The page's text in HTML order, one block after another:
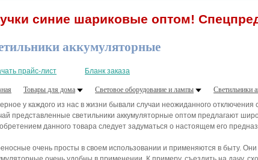
синие шариковые оптом!
аккумуляторные
прайс-лист Бланк заказа
Товары для дома Световое оборудование и лампы
Светильники
у каждого из нас в жизни бывали случаи неожиданного
представленные светильники аккумуляторные оптом предлагают
данного товара следует задуматься о настоящем его
очень просты в своем использовании и применяются в быту.